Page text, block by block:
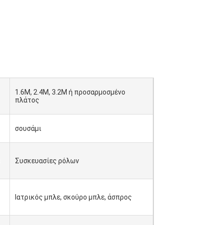
1.6M, 2.4M, 3.2M ή προσαρμοσμένο
πλάτος
σουσάμι
Συσκευασίες ρόλων
Ιατρικός μπλε, σκούρο μπλε, άσπρος